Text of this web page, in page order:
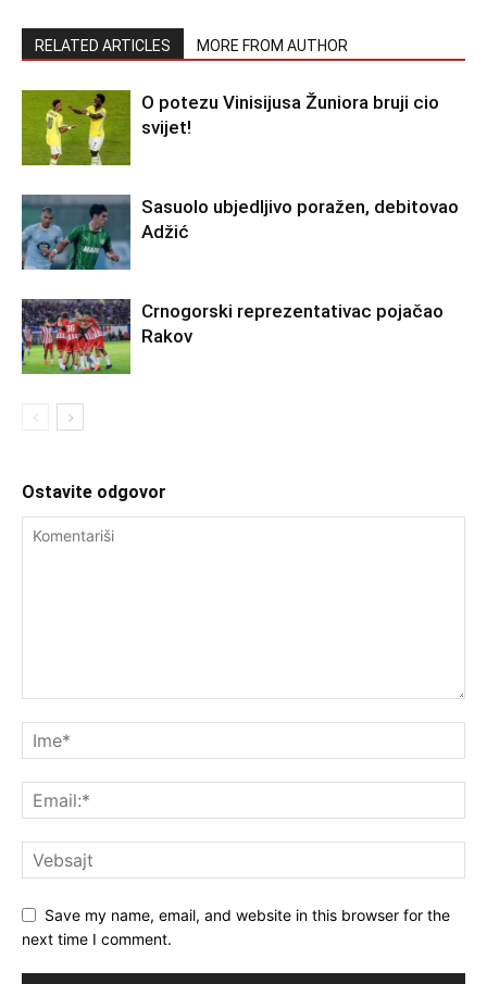
RELATED ARTICLES MORE FROM AUTHOR
O potezu Vinisijusa Žuniora bruji cio
svijet!
Sasuolo ubjedljivo poražen, debitovao
Adžić
Crnogorski reprezentativac pojačao
Rakov
Ostavite odgovor
Save my name, email, and website in this browser for the
next time I comment.